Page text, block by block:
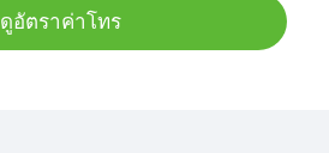
ดูอัตราค่าโทร